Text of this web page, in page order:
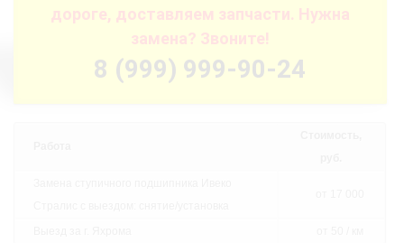
дороге, доставляем запчасти. Нужна
замена? Звоните!
8 (999) 999-90-24